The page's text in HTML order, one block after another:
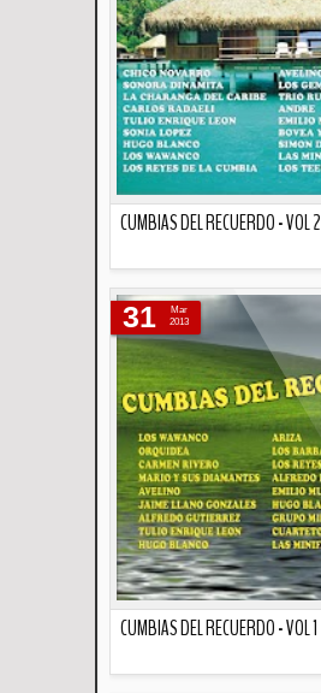
CUMBIAS DEL RECUERDO - VOL 2
CUMBIAS DEL RECUERDO - VOL 1
31
Mar
2013